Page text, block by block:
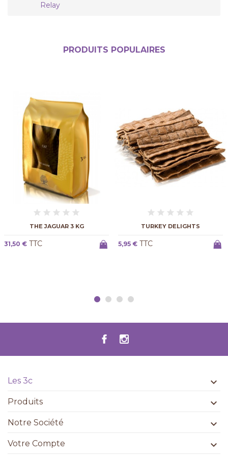
Relay
PRODUITS POPULAIRES
THE JAGUAR 3 KG
31,50 € TTC
TURKEY DELIGHTS
5,95 € TTC
Les 3c 
Produits 
Notre Société 
Votre Compte 